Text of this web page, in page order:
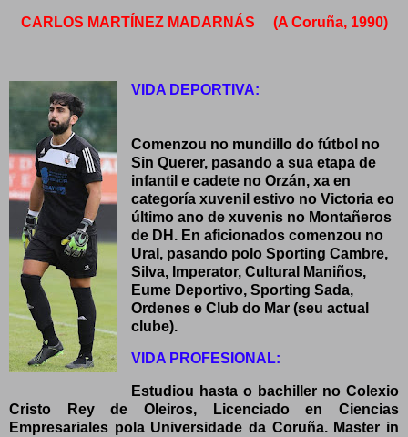
CARLOS MARTÍNEZ MADARNÁS (A Coruña, 1990)
VIDA DEPORTIVA:
Comenzou no mundillo do fútbol no
Sin Querer, pasando a sua etapa de
infantil e cadete no Orzán, xa en
categoría xuvenil estivo no Victoria eo
último ano de xuvenis no Montañeros
de DH. En aficionados comenzou no
Ural, pasando polo Sporting Cambre,
Silva, Imperator, Cultural Maniños,
Eume Deportivo, Sporting Sada,
Ordenes e Club do Mar (seu actual
clube).
VIDA PROFESIONAL:
Estudiou hasta o bachiller no Colexio
Cristo Rey de Oleiros, Licenciado en Ciencias
Empresariales pola Universidade da Coruña. Master in